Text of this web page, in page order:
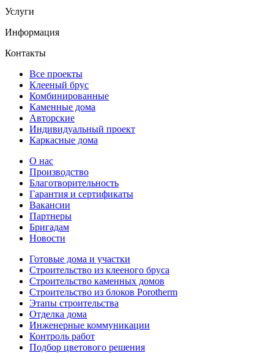
Услуги
Информация
Контакты
Все проекты
Клееный брус
Комбинированные
Каменные дома
Авторские
Индивидуальный проект
Каркасные дома
О нас
Производство
Благотворительность
Гарантия и сертификаты
Вакансии
Партнеры
Бригадам
Новости
Готовые дома и участки
Строительство из клееного бруса
Строительство каменных домов
Строительство из блоков Porotherm
Этапы строительства
Отделка дома
Инженерные коммуникации
Контроль работ
Подбор цветового решения